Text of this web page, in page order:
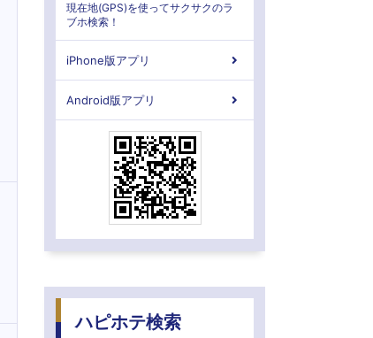
現在地(GPS)を使ってサクサクのラ
ブホ検索！
iPhone版アプリ
Android版アプリ
ハピホテ検索